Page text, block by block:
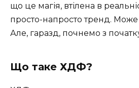
що це магія, втілена в
просто-напросто тренд. Може
Але, гаразд, почнемо з
Що таке ХДФ?